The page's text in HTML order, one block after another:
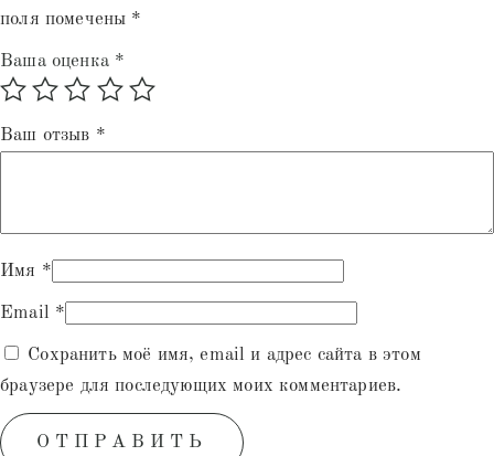
поля помечены *
Ваша оценка *
Ваш отзыв *
Имя *
Email *
Сохранить моё имя, email и адрес сайта в этом
браузере для последующих моих комментариев.